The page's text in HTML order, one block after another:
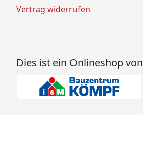
Vertrag widerrufen
Dies ist ein Onlineshop von